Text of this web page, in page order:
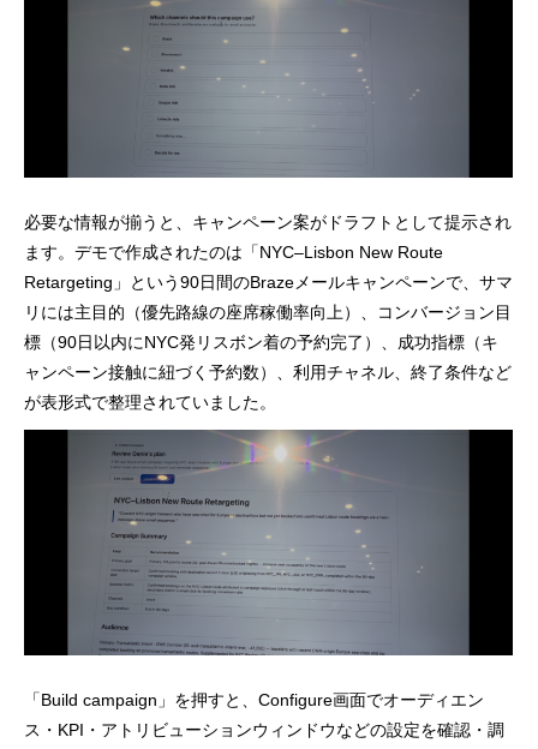
必要な情報が揃うと、キャンペーン案がドラフトとして提示され
ます。デモで作成されたのは「NYC–Lisbon New Route
Retargeting」という90日間のBrazeメールキャンペーンで、サマ
リには主目的（優先路線の座席稼働率向上）、コンバージョン目
標（90日以内にNYC発リスボン着の予約完了）、成功指標（キ
ャンペーン接触に紐づく予約数）、利用チャネル、終了条件など
が表形式で整理されていました。
「Build campaign」を押すと、Configure画面でオーディエン
ス・KPI・アトリビューションウィンドウなどの設定を確認・調